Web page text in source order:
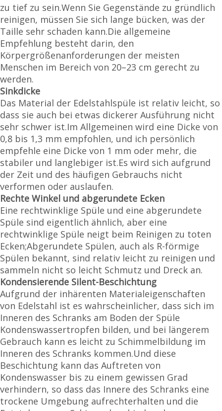
zu tief zu sein.Wenn Sie Gegenstände zu gründlich
reinigen, müssen Sie sich lange bücken, was der
Taille sehr schaden kann.Die allgemeine
Empfehlung besteht darin, den
Körpergrößenanforderungen der meisten
Menschen im Bereich von 20–23 cm gerecht zu
werden.
Sinkdicke
Das Material der Edelstahlspüle ist relativ leicht, so
dass sie auch bei etwas dickerer Ausführung nicht
sehr schwer ist.Im Allgemeinen wird eine Dicke von
0,8 bis 1,3 mm empfohlen, und ich persönlich
empfehle eine Dicke von 1 mm oder mehr, die
stabiler und langlebiger ist.Es wird sich aufgrund
der Zeit und des häufigen Gebrauchs nicht
verformen oder auslaufen.
Rechte Winkel und abgerundete Ecken
Eine rechtwinklige Spüle und eine abgerundete
Spüle sind eigentlich ähnlich, aber eine
rechtwinklige Spüle neigt beim Reinigen zu toten
Ecken;Abgerundete Spülen, auch als R-förmige
Spülen bekannt, sind relativ leicht zu reinigen und
sammeln nicht so leicht Schmutz und Dreck an.
Kondensierende Silent-Beschichtung
Aufgrund der inhärenten Materialeigenschaften
von Edelstahl ist es wahrscheinlicher, dass sich im
Inneren des Schranks am Boden der Spüle
Kondenswassertropfen bilden, und bei längerem
Gebrauch kann es leicht zu Schimmelbildung im
Inneren des Schranks kommen.Und diese
Beschichtung kann das Auftreten von
Kondenswasser bis zu einem gewissen Grad
verhindern, so dass das Innere des Schranks eine
trockene Umgebung aufrechterhalten und die